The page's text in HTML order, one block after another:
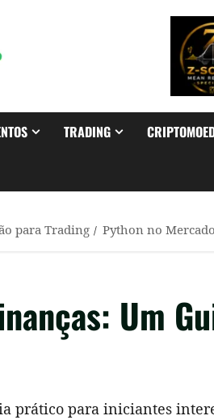
TRADING
para Trading Python no
Um
prático para iniciantes